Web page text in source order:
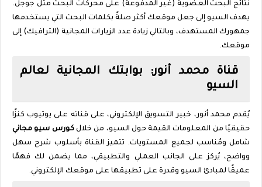
نتائج البحث العضوية (غير المدفوعة) على محركات البحث مثل جوجل.
يهدف السيو إلى جعل موقعك أكثر صلةً بكلمات البحث التي يستخدمها
جمهورك المستهدف، وبالتالي زيادة عدد الزيارات المجانية (الترافيك) إلى
موقعك.
قناة محمد أنور: بوابتك المجانية لعالم
السيو
يُقدم محمد أنور، خبير التسويق الإلكتروني، على قناته على يوتيوب كنزًا
حقيقيًا من المعلومات القيمة حول السيو، من خلالكورس سيو مجاني
شامل ومُناسب لجميع المستويات. تتميز القناة بأسلوب شرح سهل
وواضح، يُركز على الجانب العملي والتطبيقي، مما يضمن لك فهمًا
عميقًا لمبادئ السيو وقدرة على تطبيقها على موقعك الإلكتروني.